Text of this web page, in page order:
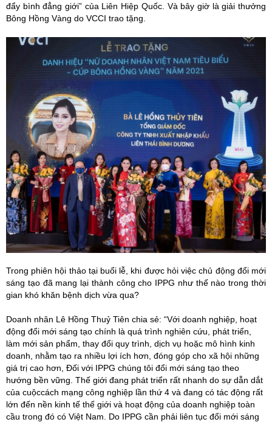
đẩy bình đẳng giới” của Liên Hiệp Quốc. Và bây giờ là giải thưởng
Bông Hồng Vàng do VCCI trao tặng.
Trong phiên hội thảo tại buổi lễ, khi được hỏi việc chủ động đổi mới
sáng tạo đã mang lại thành công cho IPPG như thế nào trong thời
gian khó khăn bệnh dịch vừa qua?
Doanh nhân Lê Hồng Thuỷ Tiên chia sẻ: “Với doanh nghiệp, hoạt
động đổi mới sáng tạo chính là quá trình nghiên cứu, phát triển,
làm mới sản phẩm, thay đổi quy trình, dịch vụ hoặc mô hình kinh
doanh, nhằm tạo ra nhiều lợi ích hơn, đóng góp cho xã hội những
giá trị cao hơn, Đối với IPPG chúng tôi đổi mới sáng tạo theo
hướng bền vững. Thế giới đang phát triển rất nhanh do sự dẫn dắt
của cuộccách mạng công nghiệp lần thứ 4 và đang có tác động rất
lớn đến nền kinh tế thế giới và hoạt động của doanh nghiệp toàn
cầu trong đó có Việt Nam. Do IPPG cần phải liên tục đổi mới sáng